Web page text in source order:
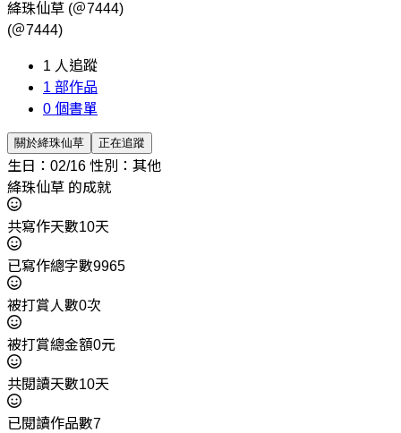
絳珠仙草 (＠7444)
(＠7444)
1 人追蹤
1 部作品
0 個書單
關於絳珠仙草 正在追蹤
生日：02/16 性別：其他
絳珠仙草 的成就
共寫作天數10天
已寫作總字數9965
被打賞人數0次
被打賞總金額0元
共閱讀天數10天
已閱讀作品數7